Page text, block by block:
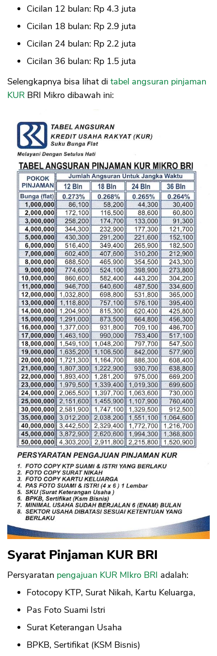
Cicilan 12 bulan: Rp 4.3 juta
Cicilan 18 bulan: Rp 2.9 juta
Cicilan 24 bulan: Rp 2.2 juta
Cicilan 36 bulan: Rp 1.5 juta
Selengkapnya bisa lihat di tabel angsuran pinjaman
KUR BRI Mikro dibawah ini:
Syarat Pinjaman KUR BRI
Persyaratan pengajuan KUR MIkro BRI adalah:
Fotocopy KTP, Surat Nikah, Kartu Keluarga,
Pas Foto Suami Istri
Surat Keterangan Usaha
BPKB, Sertifikat (KSM Bisnis)